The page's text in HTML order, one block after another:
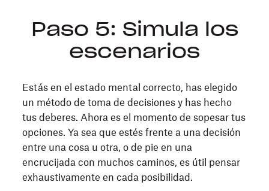
Paso 5: Simula los
escenarios
Estás en el estado mental correcto, has elegido
un método de toma de decisiones y has hecho
tus deberes. Ahora es el momento de sopesar tus
opciones. Ya sea que estés frente a una decisión
entre una cosa u otra, o de pie en una
encrucijada con muchos caminos, es útil pensar
exhaustivamente en cada posibilidad.